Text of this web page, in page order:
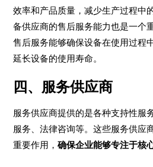
效率和产品质量，减少生产过程中
备供应商的售后服务能力也是一个
售后服务能够确保设备在使用过程
延长设备的使用寿命。
四、服务供应商
服务供应商提供的是各种支持性服
服务、法律咨询等。这些服务供应
重要作用，确保企业能够专注于核